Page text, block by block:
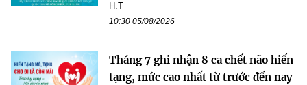
H.T
10:30 05/08/2026
Tháng 7 ghi nhận 8 ca chết não hiến
tạng, mức cao nhất từ trước đến nay